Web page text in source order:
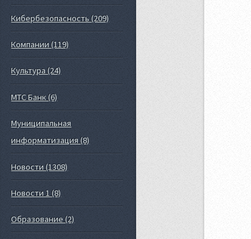
Кибербезопасность (209)
Компании (119)
Культура (24)
МТС Банк (6)
Муниципальная
информатизация (8)
Новости (1308)
Новости 1 (8)
Образование (2)